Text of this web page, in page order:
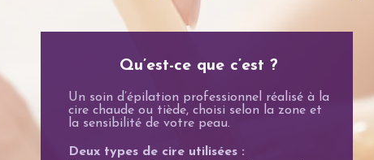
Qu’est-ce que c’est ?
Un soin d’épilation professionnel réalisé à la
cire chaude ou tiède, choisi selon la zone et
la sensibilité de votre peau.
Deux types de cire utilisées :